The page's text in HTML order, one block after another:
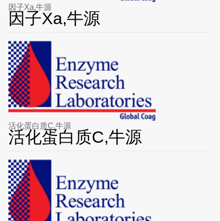
因子Xa,牛源
因子Xa,牛源
活化蛋白质C,牛源
活化蛋白质C,牛源